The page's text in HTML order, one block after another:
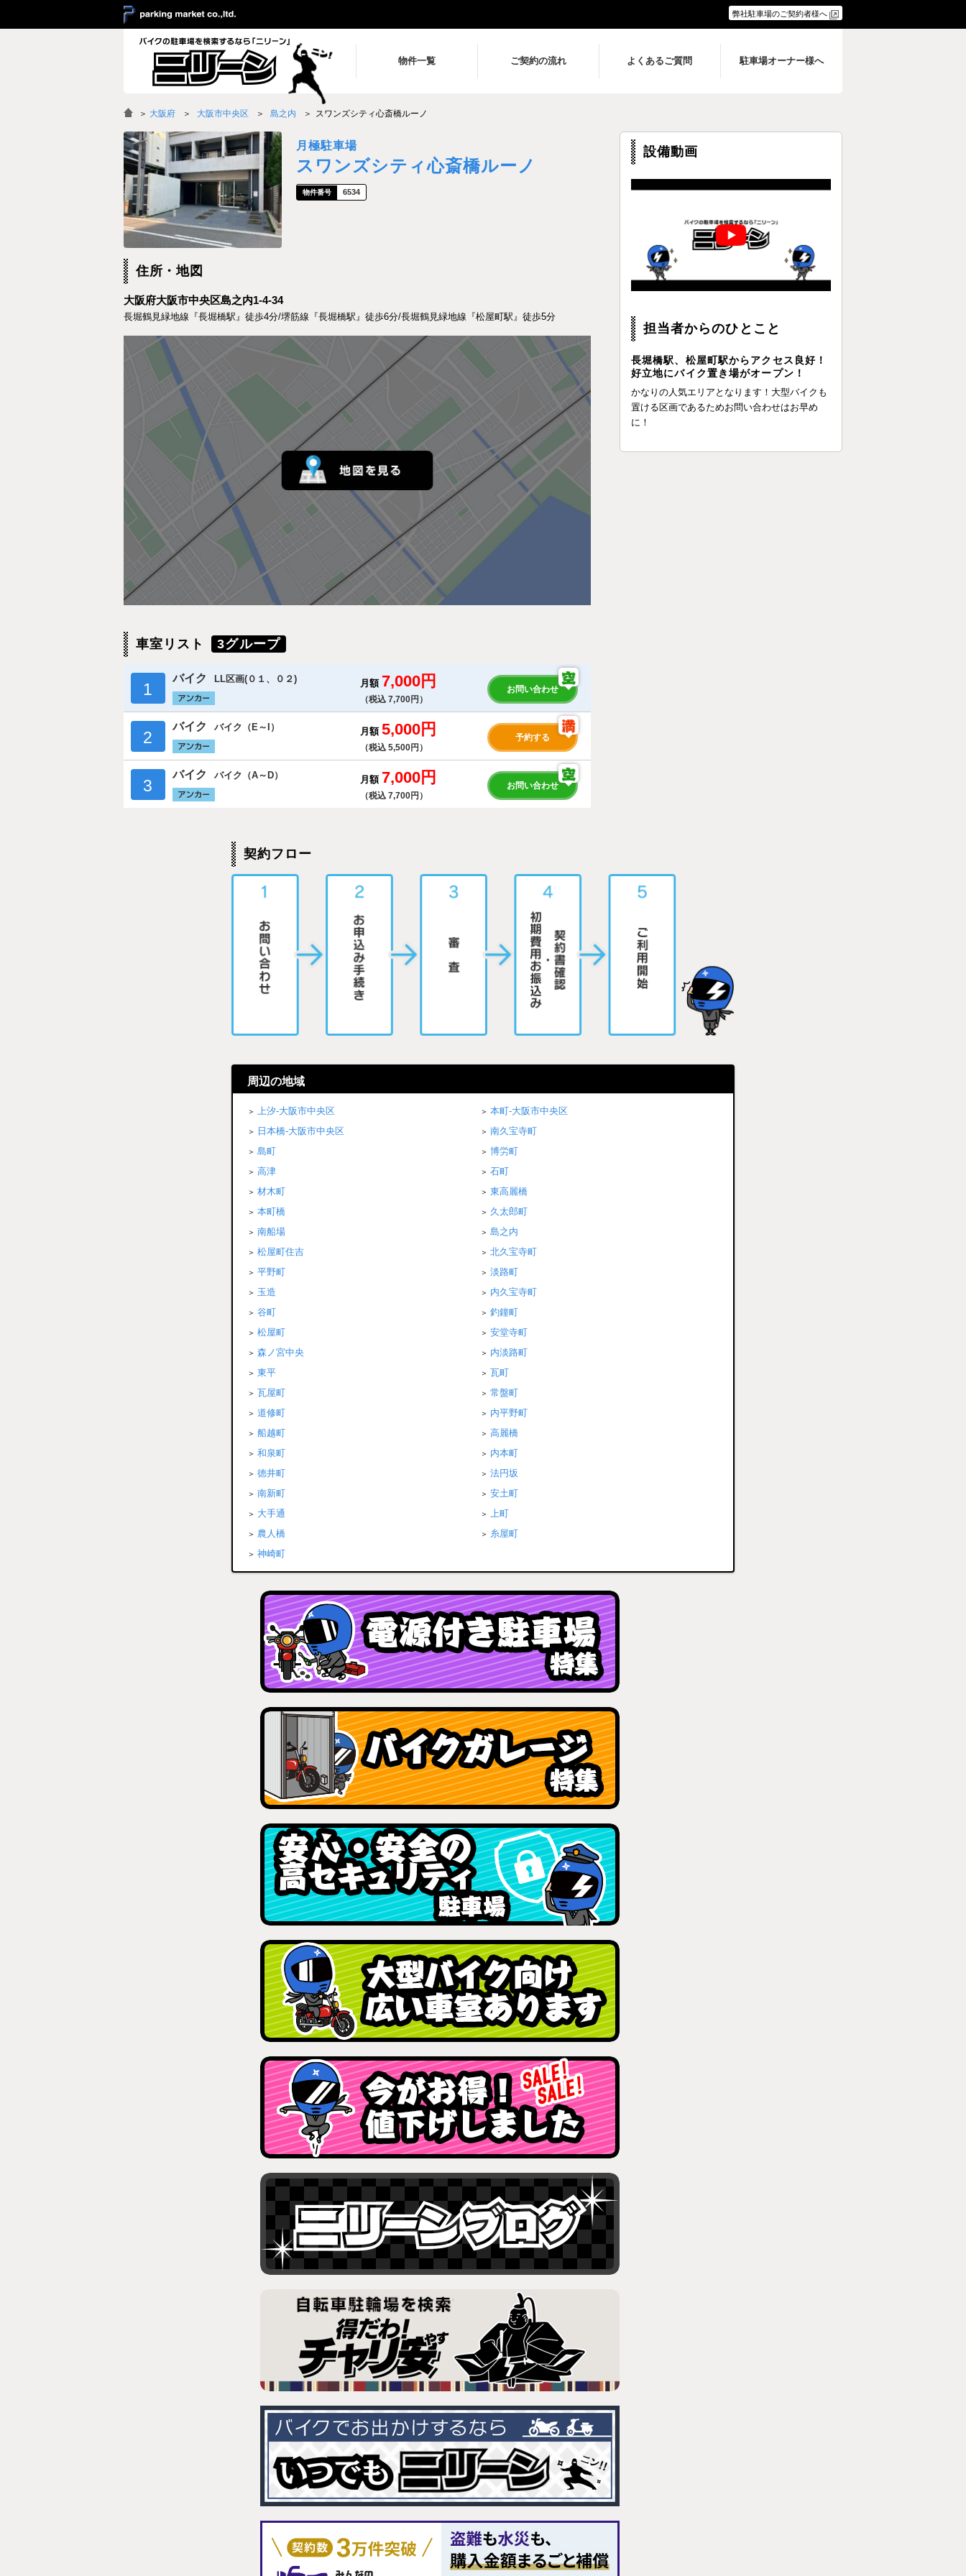
弊社駐車場のご契約者様へ
物件一覧 ご契約の流れ よくあるご質問 駐車場オーナー様へ
＞ 大阪府 大阪市中央区 島之内 スワンズシティ心斎橋ルーノ
月極駐車場
スワンズシティ心斎橋ルーノ
6534
住所・地図
大阪府大阪市中央区島之内1-4-34
長堀鶴見緑地線『長堀橋駅』徒歩4分/堺筋線『長堀橋駅』徒歩6分/長堀鶴見緑地線『松屋町駅』徒歩5分
車室リスト 3グループ
1
バイク LL区画(０１、０２) 月額 7,000円
（税込 7,700円）
お問い合わせ
2
バイク バイク（E～I） 月額 5,000円
（税込 5,500円）
予約する
3
バイク バイク（A～D） 月額 7,000円
（税込 7,700円）
お問い合わせ
設備動画
担当者からのひとこと
長堀橋駅、松屋町駅からアクセス良好！
好立地にバイク置き場がオープン！
かなりの人気エリアとなります！大型バイクも
置ける区画であるためお問い合わせはお早め
に！
契約フロー
周辺の地域
上汐-大阪市中央区
本町-大阪市中央区
日本橋-大阪市中央区
南久宝寺町
島町
博労町
高津
石町
材木町
東高麗橋
本町橋
久太郎町
南船場
島之内
松屋町住吉
北久宝寺町
平野町
淡路町
玉造
内久宝寺町
谷町
釣鐘町
松屋町
安堂寺町
森ノ宮中央
内淡路町
東平
瓦町
瓦屋町
常盤町
道修町
内平野町
船越町
高麗橋
和泉町
内本町
徳井町
法円坂
南新町
安土町
大手通
上町
農人橋
糸屋町
神崎町